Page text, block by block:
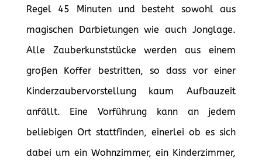
Regel 45 Minuten und besteht sowohl aus
magischen Darbietungen wie auch Jonglage.
Alle Zauberkunststücke werden aus einem
großen Koffer bestritten, so dass vor einer
Kinderzaubervorstellung kaum Aufbauzeit
anfällt. Eine Vorführung kann an jedem
beliebigen Ort stattfinden, einerlei ob es sich
dabei um ein Wohnzimmer, ein Kinderzimmer,